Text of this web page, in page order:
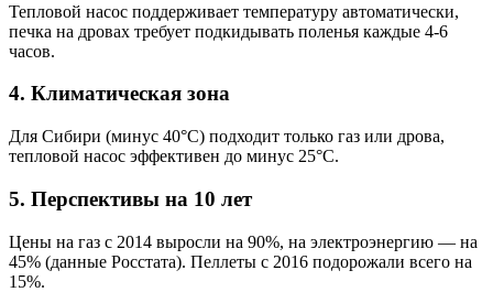
Тепловой насос поддерживает температуру автоматически,
печка на дровах требует подкидывать поленья каждые 4-6
часов.
4. Климатическая зона
Для Сибири (минус 40°C) подходит только газ или дрова,
тепловой насос эффективен до минус 25°C.
5. Перспективы на 10 лет
Цены на газ с 2014 выросли на 90%, на электроэнергию — на
45% (данные Росстата). Пеллеты с 2016 подорожали всего на
15%.